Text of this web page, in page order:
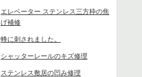
エレベーター ステンレス三方枠の焦
げ補修
蜂に刺されました。
シャッターレールのキズ修理
ステンレス敷居の凹み修理